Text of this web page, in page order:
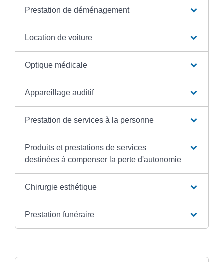
Prestation de déménagement
Location de voiture
Optique médicale
Appareillage auditif
Prestation de services à la personne
Produits et prestations de services
destinées à compenser la perte d'autonomie
Chirurgie esthétique
Prestation funéraire